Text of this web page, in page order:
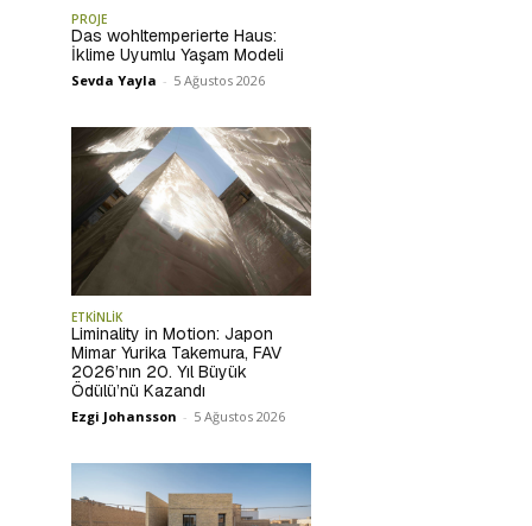
PROJE
Das wohltemperierte Haus:
İklime Uyumlu Yaşam Modeli
Sevda Yayla - 5 Ağustos 2026
ETKİNLİK
Liminality in Motion: Japon
Mimar Yurika Takemura, FAV
2026’nın 20. Yıl Büyük
Ödülü’nü Kazandı
Ezgi Johansson - 5 Ağustos 2026